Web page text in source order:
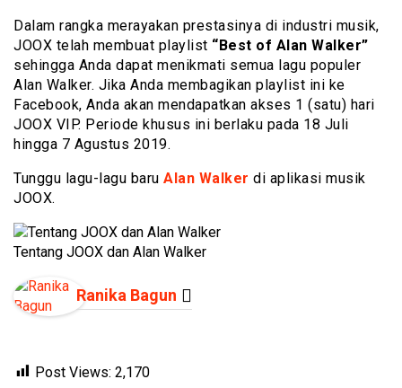
Dalam rangka merayakan prestasinya di industri musik,
JOOX telah membuat playlist “Best of Alan Walker”
sehingga Anda dapat menikmati semua lagu populer
Alan Walker. Jika Anda membagikan playlist ini ke
Facebook, Anda akan mendapatkan akses 1 (satu) hari
JOOX VIP. Periode khusus ini berlaku pada 18 Juli
hingga 7 Agustus 2019.
Tunggu lagu-lagu baru Alan Walker di aplikasi musik
JOOX.
Tentang JOOX dan Alan Walker
Ranika Bagun
Post Views: 2,170